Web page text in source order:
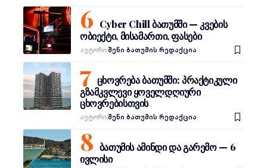
Cyber Chill ბათუმში — კვების
ობიექტი, მისამართი, ფასები
Ავტორი:შენი ბათუმის რედაქცია
ცხოვრება ბათუმში: პრაქტიკული
გზამკვლევი ყოველდღიური
ცხოვრებისთვის
Ავტორი:შენი ბათუმის რედაქცია
ბათუმის ამინდი და გარემო — 6
ივლისი